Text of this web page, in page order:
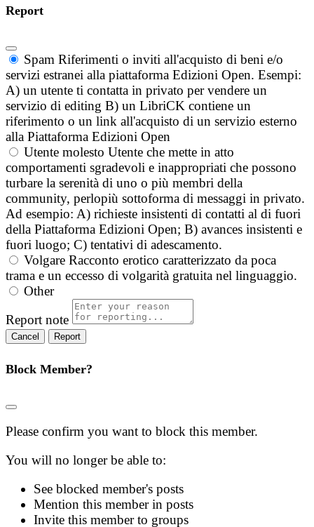
Report
Spam Riferimenti o inviti all'acquisto di beni e/o
servizi estranei alla piattaforma Edizioni Open. Esempi:
A) un utente ti contatta in privato per vendere un
servizio di editing B) un LibriCK contiene un
riferimento o un link all'acquisto di un servizio esterno
alla Piattaforma Edizioni Open
Utente molesto Utente che mette in atto
comportamenti sgradevoli e inappropriati che possono
turbare la serenità di uno o più membri della
community, perlopiù sottoforma di messaggi in privato.
Ad esempio: A) richieste insistenti di contatti al di fuori
della Piattaforma Edizioni Open; B) avances insistenti e
fuori luogo; C) tentativi di adescamento.
Volgare Racconto erotico caratterizzato da poca
trama e un eccesso di volgarità gratuita nel linguaggio.
Other
Report note
Report
Block Member?
Please confirm you want to block this member.
You will no longer be able to:
See blocked member's posts
Mention this member in posts
Invite this member to groups